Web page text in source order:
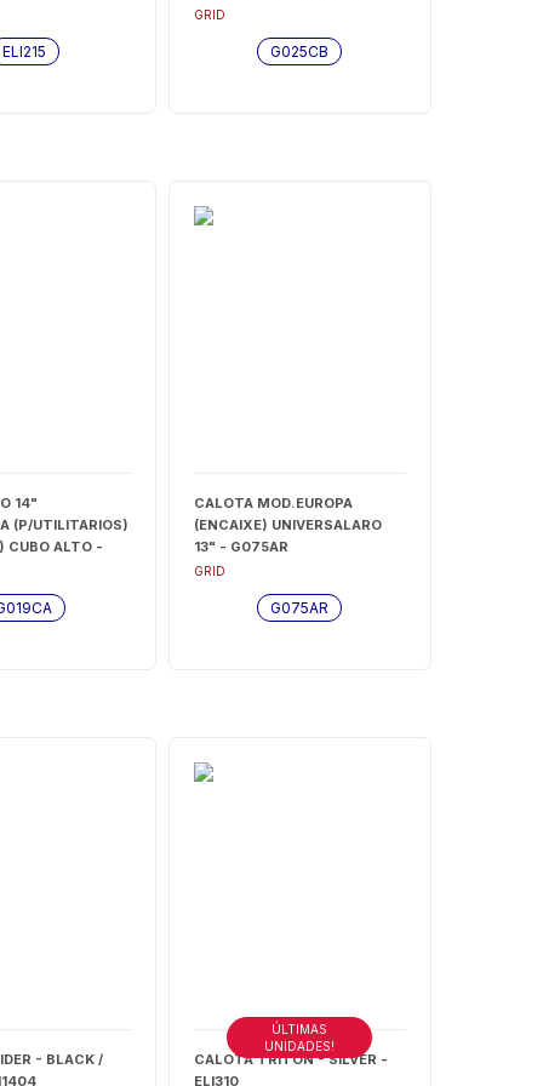
ELI215
GRID
G025CB
14"
(P/UTILITARIOS)
CUBO ALTO -
CALOTA MOD.EUROPA
(ENCAIXE) UNIVERSALARO
13" - G075AR
GRID
G075AR
- BLACK /
CALOTA TRITON - SILVER -
ELI310
ÚLTIMAS
UNIDADES!